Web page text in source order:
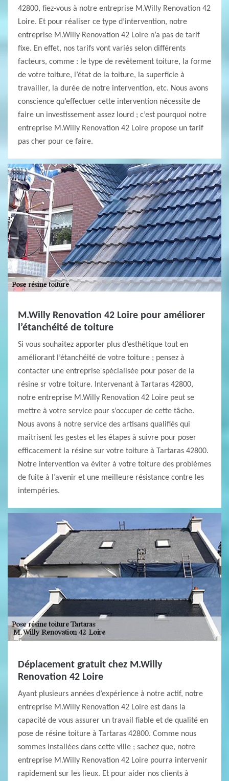
42800, fiez-vous à notre entreprise M.Willy Renovation 42
Loire. Et pour réaliser ce type d’intervention, notre
entreprise M.Willy Renovation 42 Loire n’a pas de tarif
fixe. En effet, nos tarifs vont variés selon différents
facteurs, comme : le type de revêtement toiture, la forme
de votre toiture, l’état de la toiture, la superficie à
travailler, la durée de notre intervention, etc. Nous avons
conscience qu’effectuer cette intervention nécessite de
faire un investissement assez lourd ; c’est pourquoi notre
entreprise M.Willy Renovation 42 Loire propose un tarif
pas cher pour ce faire.
M.Willy Renovation 42 Loire pour améliorer
l’étanchéité de toiture
Si vous souhaitez apporter plus d’esthétique tout en
améliorant l’étanchéité de votre toiture ; pensez à
contacter une entreprise spécialisée pour poser de la
résine sr votre toiture. Intervenant à Tartaras 42800,
notre entreprise M.Willy Renovation 42 Loire peut se
mettre à votre service pour s’occuper de cette tâche.
Nous avons à notre service des artisans qualifiés qui
maîtrisent les gestes et les étapes à suivre pour poser
efficacement la résine sur votre toiture à Tartaras 42800.
Notre intervention va éviter à votre toiture des problèmes
de fuite à l’avenir et une meilleure résistance contre les
intempéries.
Déplacement gratuit chez M.Willy
Renovation 42 Loire
Ayant plusieurs années d’expérience à notre actif, notre
entreprise M.Willy Renovation 42 Loire est dans la
capacité de vous assurer un travail fiable et de qualité en
pose de résine toiture à Tartaras 42800. Comme nous
sommes installées dans cette ville ; sachez que, notre
entreprise M.Willy Renovation 42 Loire pourra intervenir
rapidement sur les lieux. Et pour aider nos clients à